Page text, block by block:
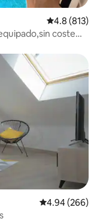
Calificación
4.8 (813)
coste
Calificación
4.94 (266)